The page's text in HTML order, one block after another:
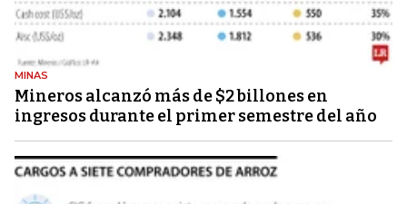
MINAS
Mineros alcanzó más de $2 billones en
ingresos durante el primer semestre del año